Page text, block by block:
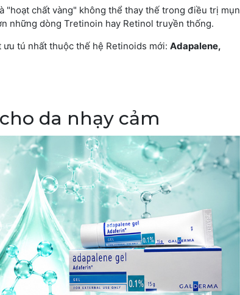
"hoạt chất vàng" không thể thay thế trong điều trị mụn
những dòng Tretinoin hay Retinol truyền thống.
tú nhất thuộc thế hệ Retinoids mới: Adapalene,
da nhạy cảm